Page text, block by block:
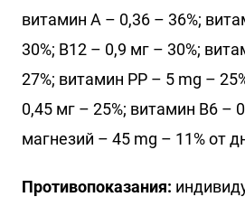
витамин А – 0,36 – 36%;
30%; В12 – 0,9 мг – 30%;
27%; витамин РР – 5 mg –
0,45 мг – 25%; витамин В6 –
магнезий – 45 mg – 11% от
Противопоказания: